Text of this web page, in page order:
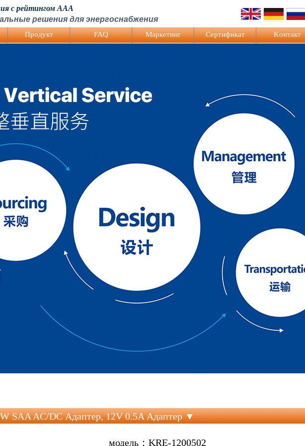
с рейтингом AAA
решения для энергоснабжения
Продукт FAQ Mаркетинг Сертификат Kонтакт
SAA AC/DC Адаптер, 12V 0.5A Адаптер ▼
модель：KRE-1200502